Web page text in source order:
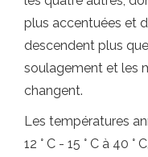
plus accentuées et
descendent plus
soulagement et les
changent.
Les températures
12 ° C - 15 ° C à 40